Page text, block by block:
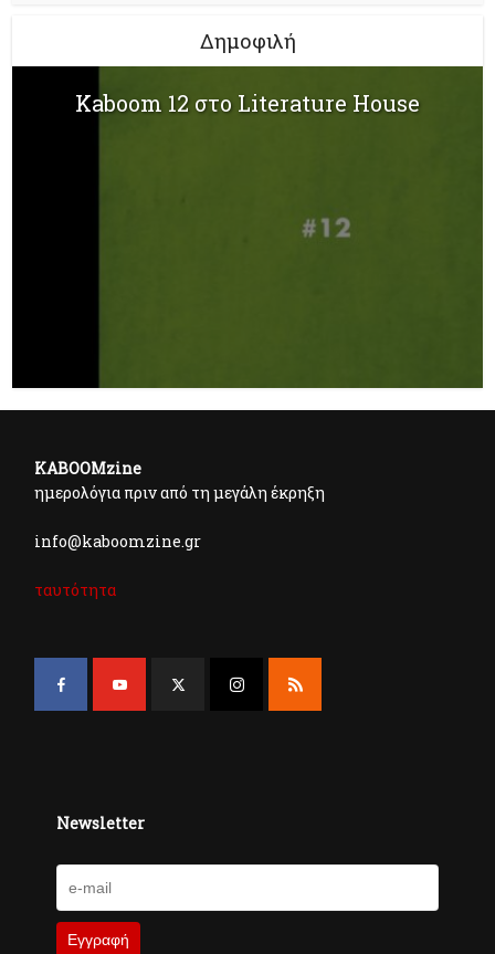
Δημοφιλή
Kaboom 12 στο Literature House
KABOOMzine
ημερολόγια πριν από τη μεγάλη έκρηξη
info@kaboomzine.gr
ταυτότητα
Newsletter